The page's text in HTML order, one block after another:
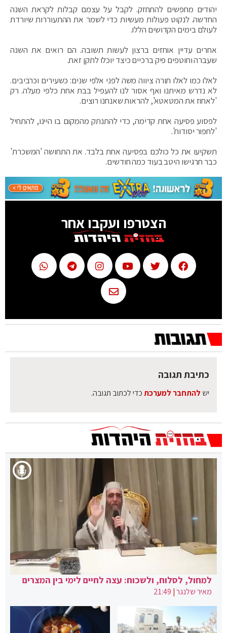
יהודים מחפשים להתחזק. לקבל על עצמם קבלות לקראת השנה
החדשה. לנקוט פעולות מעשיות כדי לשמר את ההתעוררות שיורדת
לעולם בימים הקדושים הללו.
אחרים עדיין אוחזים ברצון לעשות תשובה. הם רואים את השנה
שעברה וחוטפים פיק ברכיים כיצד יוכלו לתקן זאת.
לאלו כמו לאלו תורה ציווה משה לפני אלפי שנים: כשעירים וכרביבים.
לא נדרש מאיתנו ואף אסור לנו להעפיל בבת אחת כלפי מעלה. רק
'לאחוז את המטאטא', להראות שאנחנו רוצים.
לפסוע פסיעה אחת קדימה, כדי להתנתק מהמקום בו היינו, להתחיל
'לחפור יסודות'.
תשקיעו את כל כולכם בפסיעה אחת בלבד. את התחושה 'המשכרת'
כבר תרגישו היטב בעוד כמה חודשים.
הצטרפו ועקבו אחר
כתיבת תגובה
יש להתחבר למערכתכדי לכתוב תגובה.
למחול, לסלוח, ולשכוח: עצה לחיים לימי בין המצרים
מאיר שלנגר|
21:49